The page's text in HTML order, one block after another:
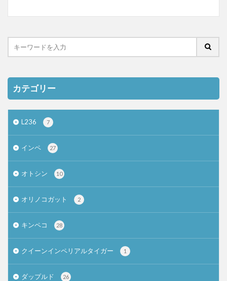
カテゴリー
L236 7
インペ 27
オトシン 10
オリノコガット 2
キンペコ 28
クイーンインペリアルタイガー 1
ダップルド 26